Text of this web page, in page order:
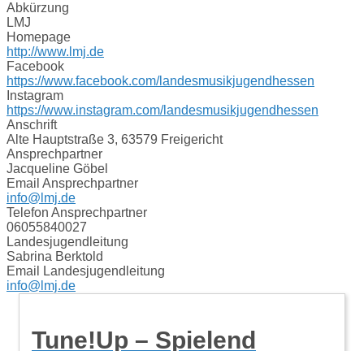
Abkürzung
LMJ
Homepage
http://www.lmj.de
Facebook
https://www.facebook.com/landesmusikjugendhessen
Instagram
https://www.instagram.com/landesmusikjugendhessen
Anschrift
Alte Hauptstraße 3, 63579 Freigericht
Ansprechpartner
Jacqueline Göbel
Email Ansprechpartner
info@lmj.de
Telefon Ansprechpartner
06055840027
Landesjugendleitung
Sabrina Berktold
Email Landesjugendleitung
info@lmj.de
Tune!Up – Spielend